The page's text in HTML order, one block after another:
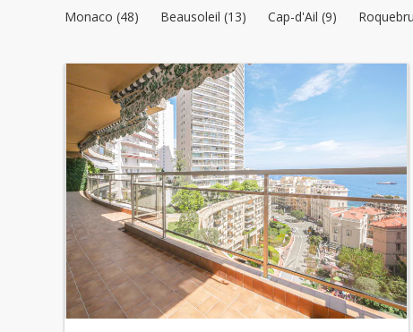
Monaco (48)
Beausoleil (13) Cap-d'Ail (9)